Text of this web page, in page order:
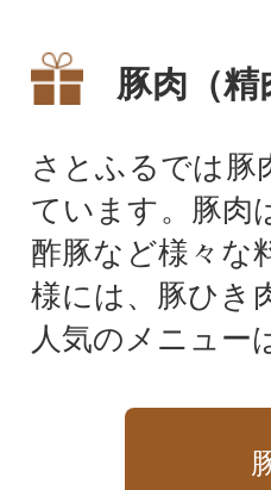
豚肉（精
さとふるでは豚
ています。豚肉
酢豚など様々な
様には、豚ひき
人気のメニュー